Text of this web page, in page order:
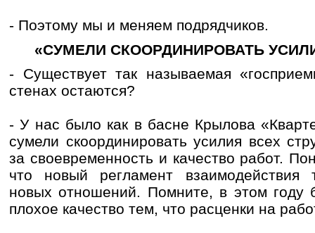
- Поэтому мы и меняем подрядчиков.
«СУМЕЛИ СКООРДИНИРОВАТЬ
- Существует так называемая
стенах остаются?
- У нас было как в басне Крылова
сумели скоординировать усилия всех
за своевременность и качество работ.
что новый регламент взаимодействия
новых отношений. Помните, в этом году
плохое качество тем, что расценки на